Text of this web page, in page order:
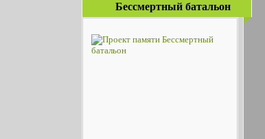
Бессмертный батальон